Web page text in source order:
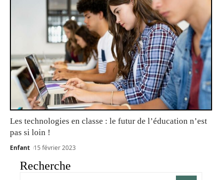
Les technologies en classe : le futur de l’éducation n’est
pas si loin !
Enfant 15 février 2023
Recherche